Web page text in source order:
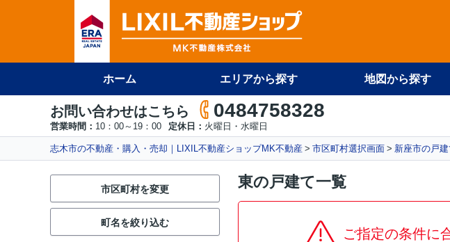
ホーム エリアから探す 地図から探す
お問い合わせはこちら 0484758328
営業時間： 10：00～19：00 定休日： 火曜日・水曜日
志木市の不動産・購入・売却｜LIXIL不動産ショップMK不動産 市区町村選択画面 新座市の戸
東の戸建て一覧
ご指定の条件に
市区町村を変更
町名を絞り込む